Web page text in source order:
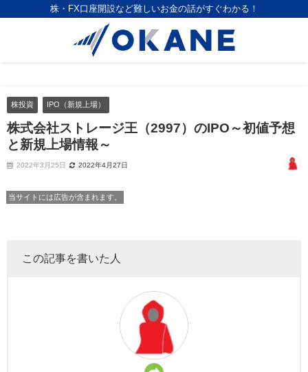
株・FX口座開設など難しいお金の話がすぐわかる！
株投資 IPO（新規上場）
株式会社ストレージ王（2997）のIPO～初値予想
と新規上場情報～
2022年3月25日 2022年4月27日
当サイトには広告が含まれます。
この記事を書いた人